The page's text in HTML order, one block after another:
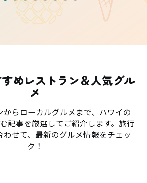
めレストラン＆人気グル
メ
からローカルグルメまで、ハワイの
記事を厳選してご紹介します。旅行
わせて、最新のグルメ情報をチェッ
ク！